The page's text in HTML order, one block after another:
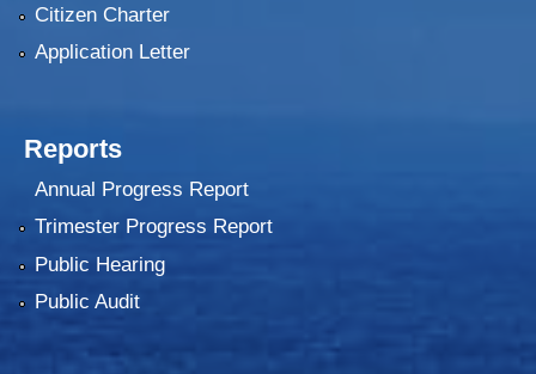
Citizen Charter
Application Letter
Reports
Annual Progress Report
Trimester Progress Report
Public Hearing
Public Audit